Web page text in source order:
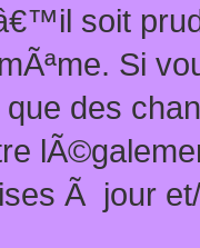
soit
Si
que des
Ã jour